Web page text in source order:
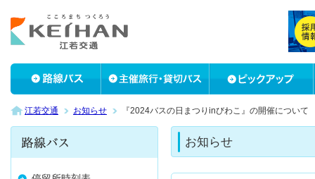
江若交通 お知らせ 『2024バスの日まつりinびわこ』の開催について
お知らせ